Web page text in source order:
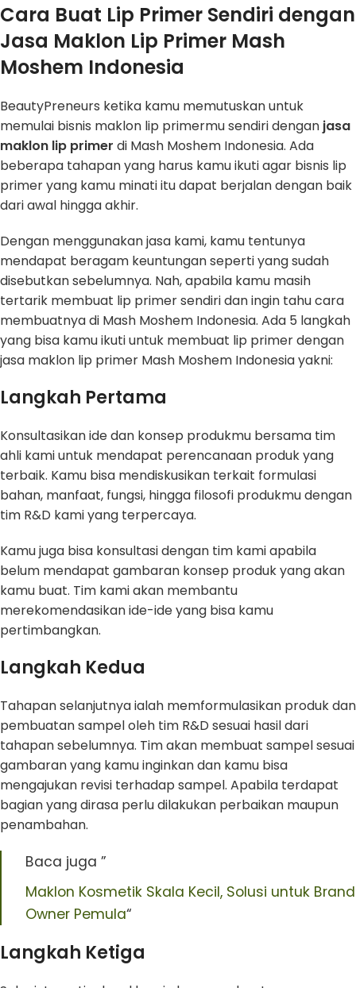
Cara Buat Lip Primer Sendiri dengan
Jasa Maklon Lip Primer Mash
Moshem Indonesia
BeautyPreneurs ketika kamu memutuskan untuk
memulai bisnis maklon lip primermu sendiri dengan jasa
maklon lip primer di Mash Moshem Indonesia. Ada
beberapa tahapan yang harus kamu ikuti agar bisnis lip
primer yang kamu minati itu dapat berjalan dengan baik
dari awal hingga akhir.
Dengan menggunakan jasa kami, kamu tentunya
mendapat beragam keuntungan seperti yang sudah
disebutkan sebelumnya. Nah, apabila kamu masih
tertarik membuat lip primer sendiri dan ingin tahu cara
membuatnya di Mash Moshem Indonesia. Ada 5 langkah
yang bisa kamu ikuti untuk membuat lip primer dengan
jasa maklon lip primer Mash Moshem Indonesia yakni:
Langkah Pertama
Konsultasikan ide dan konsep produkmu bersama tim
ahli kami untuk mendapat perencanaan produk yang
terbaik. Kamu bisa mendiskusikan terkait formulasi
bahan, manfaat, fungsi, hingga filosofi produkmu dengan
tim R&D kami yang terpercaya.
Kamu juga bisa konsultasi dengan tim kami apabila
belum mendapat gambaran konsep produk yang akan
kamu buat. Tim kami akan membantu
merekomendasikan ide-ide yang bisa kamu
pertimbangkan.
Langkah Kedua
Tahapan selanjutnya ialah memformulasikan produk dan
pembuatan sampel oleh tim R&D sesuai hasil dari
tahapan sebelumnya. Tim akan membuat sampel sesuai
gambaran yang kamu inginkan dan kamu bisa
mengajukan revisi terhadap sampel. Apabila terdapat
bagian yang dirasa perlu dilakukan perbaikan maupun
penambahan.
Baca juga ”
Maklon Kosmetik Skala Kecil, Solusi untuk Brand
Owner Pemula“
Langkah Ketiga